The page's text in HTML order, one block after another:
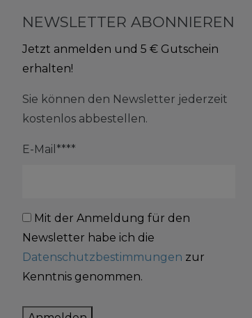
NEWSLETTER ABONNIEREN
Jetzt anmelden und 5 € Gutschein
erhalten!
Sie können den Newsletter jederzeit
kostenlos abbestellen.
E-Mail****
Mit der Anmeldung für den
Newsletter habe ich die
Datenschutzbestimmungen zur
Kenntnis genommen.